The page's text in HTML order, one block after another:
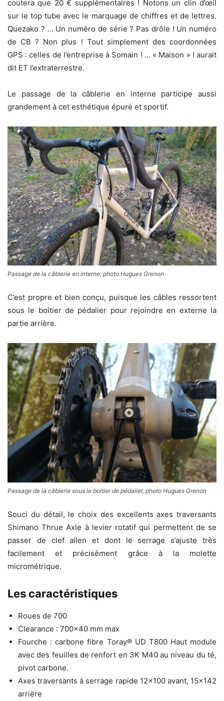
coutera que 20 € supplémentaires ! Notons un clin d’œil
sur le top tube avec le marquage de chiffres et de lettres.
Quezako ? … Un numéro de série ? Pas drôle ! Un numéro
de CB ? Non plus ! Tout simplement des coordonnées
GPS : celles de l’entreprise à Somain ! … « Maison » ! aurait
dit ET l’extraterrestre.
Le passage de la câblerie en interne participe aussi
grandement à cet esthétique épuré et sportif.
Passage de la câblerie en interne, photo Hugues Grenon
C’est propre et bien conçu, puisque les câbles ressortent
sous le boîtier de pédalier pour rejoindre en externe la
partie arrière.
Passage de la câblerie sous le boitier de pédalier, photo Hugues Grenon
Souci du détail, le choix des excellents axes traversants
Shimano Thrue Axle à levier rotatif qui permettent de se
passer de clef allen et dont le serrage s’ajuste très
facilement et précisément grâce à la molette
micrométrique.
Les caractéristiques
Roues de 700
Clearance : 700×40 mm max
Fourche : carbone fibre Toray® UD T800 Haut module
avec des feuilles de renfort en 3K M40 au niveau du té,
pivot carbone.
Axes traversants à serrage rapide 12×100 avant, 15×142
arrière